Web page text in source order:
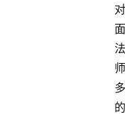
对
面
法
师
多
的